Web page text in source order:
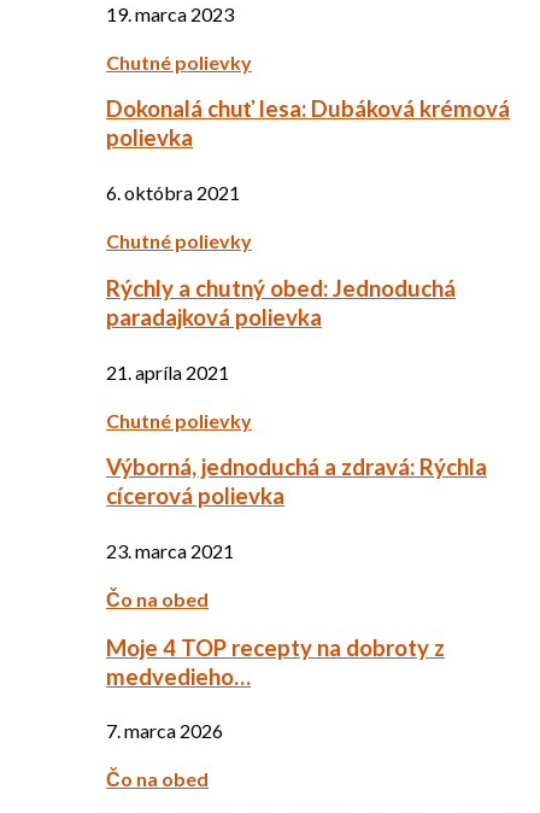
19. marca 2023
Chutné polievky
Dokonalá chuť lesa: Dubáková krémová
polievka
6. októbra 2021
Chutné polievky
Rýchly a chutný obed: Jednoduchá
paradajková polievka
21. apríla 2021
Chutné polievky
Výborná, jednoduchá a zdravá: Rýchla
cícerová polievka
23. marca 2021
Čo na obed
Moje 4 TOP recepty na dobroty z
medvedieho…
7. marca 2026
Čo na obed